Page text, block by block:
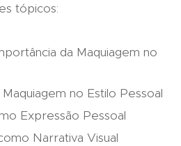
tópicos:
da Maquiagem no
no Estilo Pessoal
Expressão Pessoal
Narrativa Visual